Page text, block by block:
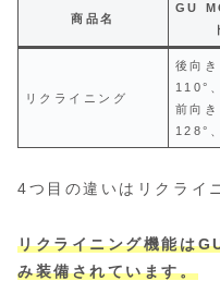
商品名
GU
リクライニング
後向
110°
前向
128°
4つ目の違いはリクライ
リクライニング機能は
み装備されています。